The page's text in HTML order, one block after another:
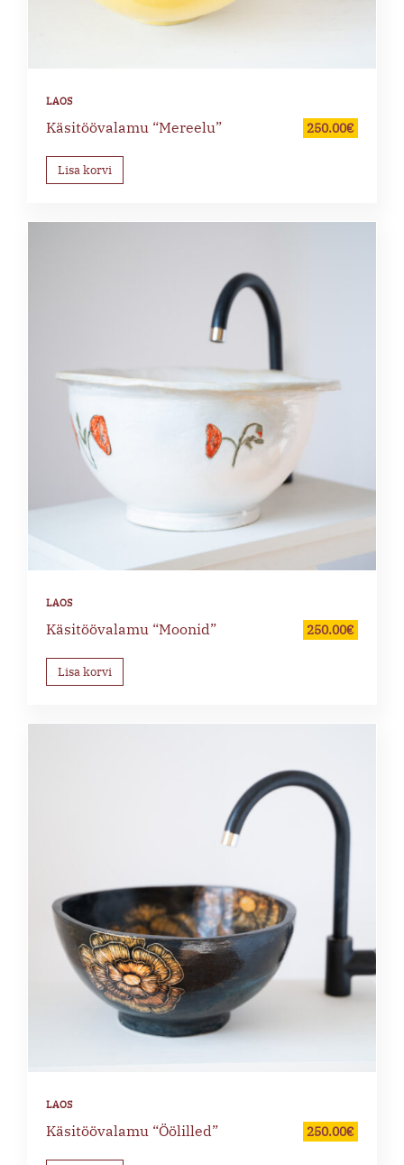
Käsitöövalamu “Mereelu” 250.00€
Lisa korvi
Käsitöövalamu “Moonid” 250.00€
Lisa korvi
Käsitöövalamu “Öölilled” 250.00€